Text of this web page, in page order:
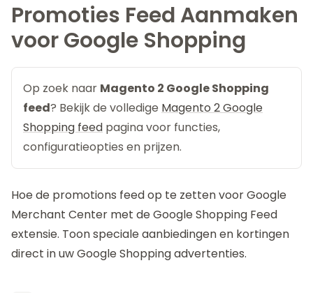
Promoties Feed Aanmaken
voor Google Shopping
Op zoek naar Magento 2 Google Shopping
feed? Bekijk de volledige Magento 2 Google
Shopping feed pagina voor functies,
configuratieopties en prijzen.
Hoe de promotions feed op te zetten voor Google
Merchant Center met deGoogle Shopping Feed
extensie. Toon speciale aanbiedingen en kortingen
direct in uw Google Shopping advertenties.